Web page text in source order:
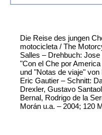
Die Reise des jungen
motocicleta / The
Salles – Drehbuch:
"Con el Che por
und "Notas de viaje"
Eric Gautier – Schnitt:
Drexler, Gustavo
Bernal, Rodrigo de la
Morán u.a. – 2004; 120